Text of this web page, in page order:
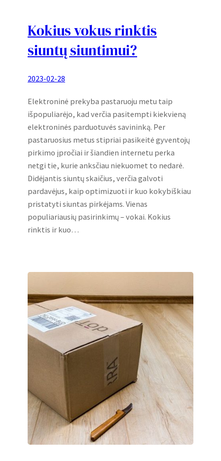
Kokius vokus rinktis
siuntų siuntimui?
2023-02-28
Elektroninė prekyba pastaruoju metu taip
išpopuliarėjo, kad verčia pasitempti kiekvieną
elektroninės parduotuvės savininką. Per
pastaruosius metus stipriai pasikeitė gyventojų
pirkimo įpročiai ir šiandien internetu perka
netgi tie, kurie anksčiau niekuomet to nedarė.
Didėjantis siuntų skaičius, verčia galvoti
pardavėjus, kaip optimizuoti ir kuo kokybiškiau
pristatyti siuntas pirkėjams. Vienas
populiariausių pasirinkimų – vokai. Kokius
rinktis ir kuo…